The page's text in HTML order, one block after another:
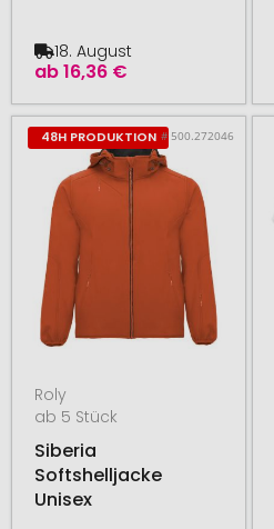
ab16,36 €
18. August
48H PRODUKTION # 500.272046
Roly
ab 5 Stück
Siberia
Softshelljacke
Unisex